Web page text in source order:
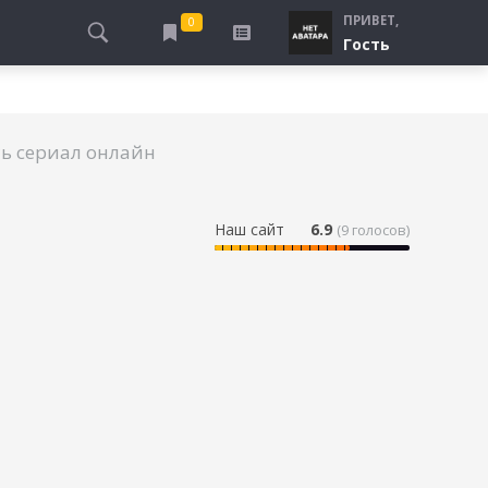
СПЕЦСЛУЖБЫ
ПРО ШКОЛУ, ПОДРОСТКОВ
0
БУДУ СМОТРЕТЬ
ПРИВЕТ,
Гость
сериал онлайн
Наш сайт 6.9 (9 голосов)